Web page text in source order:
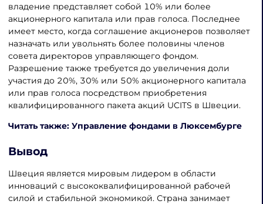
владение представляет собой 10% или более
акционерного капитала или прав голоса. Последнее
имеет место, когда соглашение акционеров позволяет
назначать или увольнять более половины членов
совета директоров управляющего фондом.
Разрешение также требуется до увеличения доли
участия до 20%, 30% или 50% акционерного капитала
или прав голоса посредством приобретения
квалифицированного пакета акций UCITS в Швеции.
Читать также: Управление фондами в Люксембурге
Вывод
Швеция является мировым лидером в области
инноваций с высококвалифицированной рабочей
силой и стабильной экономикой. Страна занимает